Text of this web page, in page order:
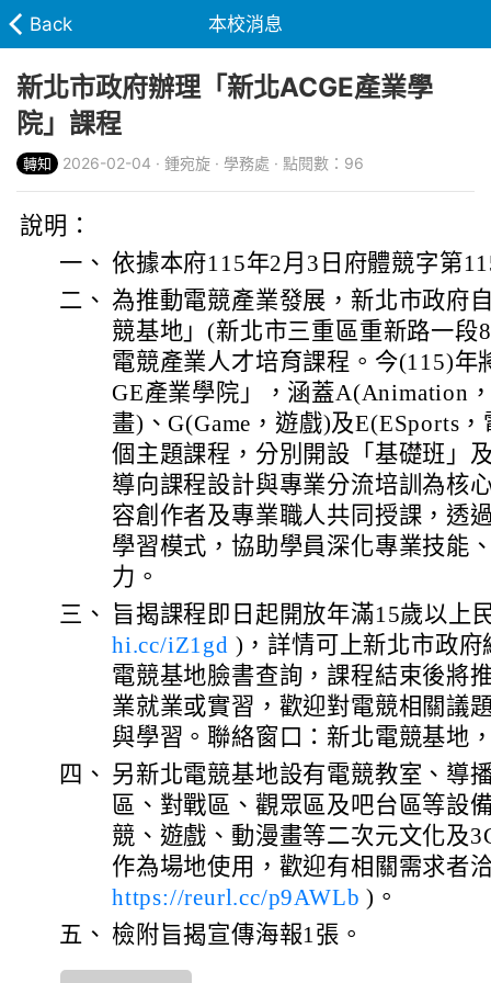
Back 本校消息
新北市政府辦理「新北ACGE產業學
院」課程
轉知 2026-02-04 · 鍾宛旋 · 學務處 · 點閱數：96
說明：
一、 依據本府115年2月3日府體競字第
二、 為推動電競產業發展，新北市政府
競基地」(新北市三重區重新路一段
電競產業人才培育課程。今(115)年
GE產業學院」，涵蓋A(Animation
畫)、G(Game，遊戲)及E(ESports
個主題課程，分別開設「基礎班」
導向課程設計與專業分流培訓為核
容創作者及專業職人共同授課，透
學習模式，協助學員深化專業技能
力。
三、 旨揭課程即日起開放年滿15歲以上
hi.cc/iZ1gd )，詳情可上新北市政
電競基地臉書查詢，課程結束後將
業就業或實習，歡迎對電競相關議
與學習。聯絡窗口：新北電競基地
四、 另新北電競基地設有電競教室、導
區、對戰區、觀眾區及吧台區等設
競、遊戲、動漫畫等二次元文化及
作為場地使用，歡迎有相關需求者
https://reurl.cc/p9AWLb )。
五、 檢附旨揭宣傳海報1張。